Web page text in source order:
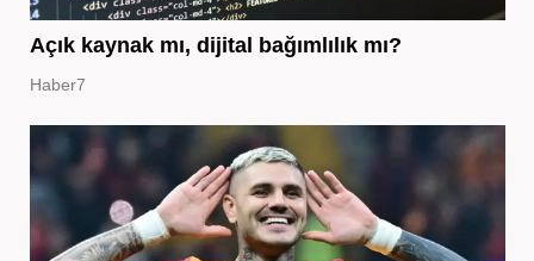
Açık kaynak mı, dijital bağımlılık mı?
Haber7